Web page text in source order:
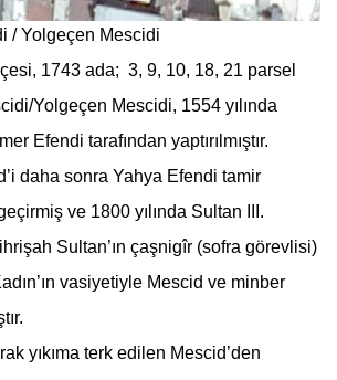
/ Yolgeçen Mescidi
1743 ada; 3, 9, 10, 18, 21 parsel
Yolgeçen Mescidi, 1554 yılında
Efendi tarafından yaptırılmıştır.
daha sonra Yahya Efendi tamir
ve 1800 yılında Sultan III.
Sultan’ın çaşnigîr (sofra görevlisi)
vasiyetiyle Mescid ve minber
yıkıma terk edilen Mescid’den